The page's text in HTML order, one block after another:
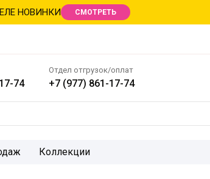
НОВИНКИ СМОТРЕТЬ
74
Отдел отгрузок/оплат
+7 (977) 861-17-74
Коллекции